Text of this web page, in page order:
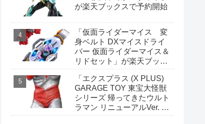
が楽天ブックスで予約開始
「仮面ライダーマイス 変
身ベルト DXマイスドライ
バー 仮面ライダーマイス＆
リドセット」が楽天ブック
「エクスプラス (X PLUS)
GARAGE TOY 東宝大怪獣
シリーズ 帰ってきたウルト
ラマン リニューアルVer. 全